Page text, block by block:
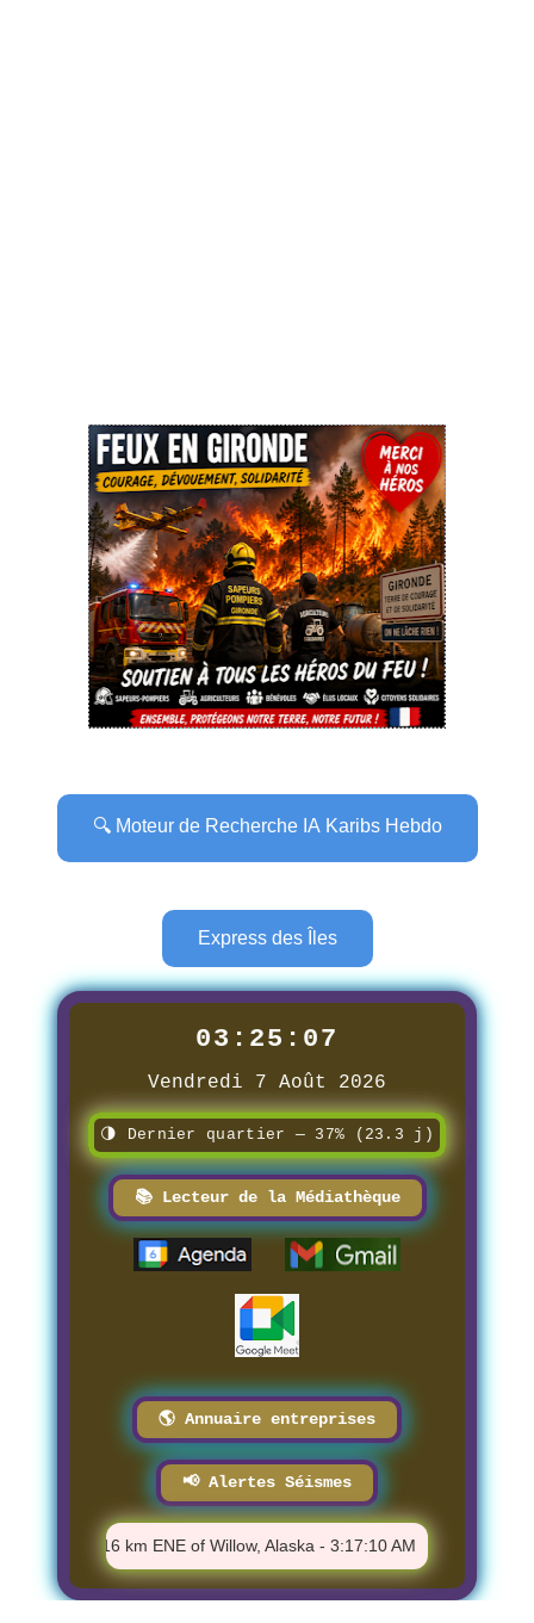
🔍 Moteur de Recherche IA Karibs Hebdo
Express des Îles
03:25:08
Vendredi 7 Août 2026
🌗 Dernier quartier — 37% (23.3 j)
📚 Lecteur de la Médiathèque
🌎 Annuaire entreprises
📢 Alertes Séismes
M 1.8 - 16 km ENE of Willow, Alaska - 3:17:10 AM